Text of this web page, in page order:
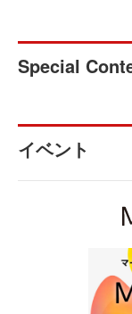
Special
イベント